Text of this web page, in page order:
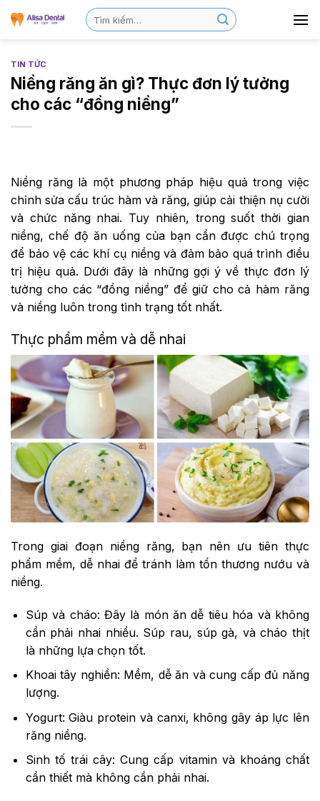
TIN TỨC
Niềng răng ăn gì? Thực đơn lý tưởng
cho các “đồng niềng”
Niềng răng là một phương pháp hiệu quả trong việc
chỉnh sửa cấu trúc hàm và răng, giúp cải thiện nụ cười
và chức năng nhai. Tuy nhiên, trong suốt thời gian
niềng, chế độ ăn uống của bạn cần được chú trọng
để bảo vệ các khí cụ niềng và đảm bảo quá trình điều
trị hiệu quả. Dưới đây là những gợi ý về thực đơn lý
tưởng cho các “đồng niềng” để giữ cho cả hàm răng
và niềng luôn trong tình trạng tốt nhất.
Thực phẩm mềm và dễ nhai
Trong giai đoạn niềng răng, bạn nên ưu tiên thực
phẩm mềm, dễ nhai để tránh làm tổn thương nướu và
niềng.
Súp và cháo: Đây là món ăn dễ tiêu hóa và không
cần phải nhai nhiều. Súp rau, súp gà, và cháo thịt
là những lựa chọn tốt.
Khoai tây nghiền: Mềm, dễ ăn và cung cấp đủ năng
lượng.
Yogurt: Giàu protein và canxi, không gây áp lực lên
răng niềng.
Sinh tố trái cây: Cung cấp vitamin và khoáng chất
cần thiết mà không cần phải nhai.